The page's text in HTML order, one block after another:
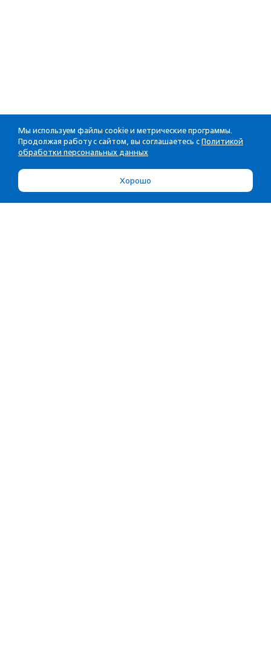
Мы используем файлы cookie и метрические программы.
Продолжая работу с сайтом, вы соглашаетесь с Политикой
обработки персональных данных
Хорошо